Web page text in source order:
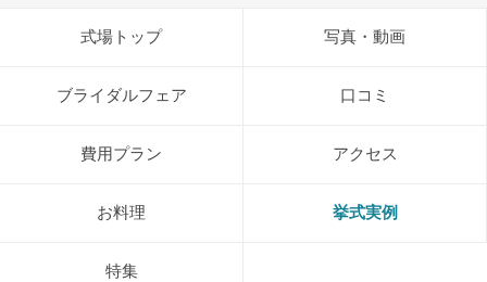
式場トップ 写真・動画
ブライダルフェア 口コミ
費用プラン アクセス
お料理 挙式実例
特集